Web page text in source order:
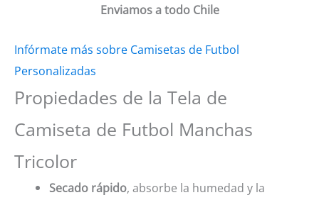
Enviamos a todo Chile
Infórmate más sobre Camisetas de Futbol
Personalizadas
Propiedades de la Tela de
Camiseta de Futbol Manchas
Tricolor
Secado rápido, absorbe la humedad y la